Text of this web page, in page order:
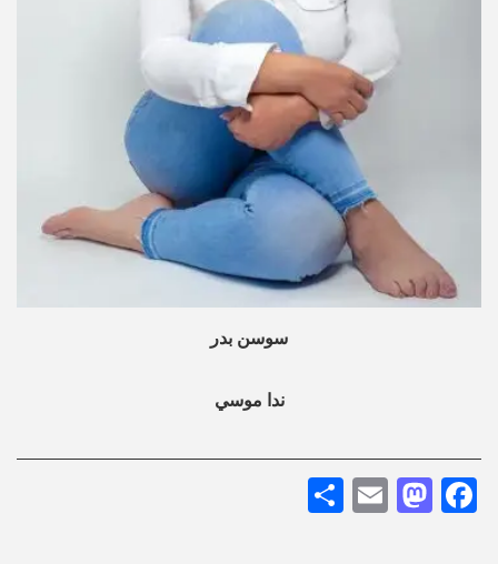
سوسن بدر
ندا موسي
Facebook
Mastodon
Email